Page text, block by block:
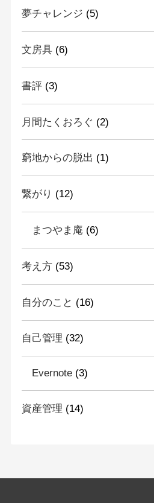
夢チャレンジ (5)
文房具(6)
書評(3)
月間たくおろぐ (2)
窮地からの脱出 (1)
繋がり (12)
まつやま庵 (6)
考え方(53)
自分のこと (16)
自己管理 (32)
Evernote(3)
資産管理 (14)